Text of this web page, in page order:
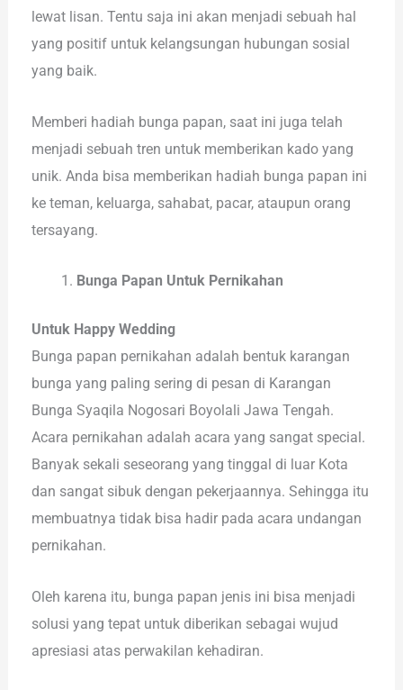
lewat lisan. Tentu saja ini akan menjadi sebuah hal
yang positif untuk kelangsungan hubungan sosial
yang baik.
Memberi hadiah bunga papan, saat ini juga telah
menjadi sebuah tren untuk memberikan kado yang
unik. Anda bisa memberikan hadiah bunga papan ini
ke teman, keluarga, sahabat, pacar, ataupun orang
tersayang.
Bunga Papan Untuk Pernikahan
Untuk Happy Wedding
Bunga papan pernikahan adalah bentuk karangan
bunga yang paling sering di pesan di Karangan
Bunga Syaqila Nogosari Boyolali Jawa Tengah.
Acara pernikahan adalah acara yang sangat special.
Banyak sekali seseorang yang tinggal di luar Kota
dan sangat sibuk dengan pekerjaannya. Sehingga itu
membuatnya tidak bisa hadir pada acara undangan
pernikahan.
Oleh karena itu, bunga papan jenis ini bisa menjadi
solusi yang tepat untuk diberikan sebagai wujud
apresiasi atas perwakilan kehadiran.